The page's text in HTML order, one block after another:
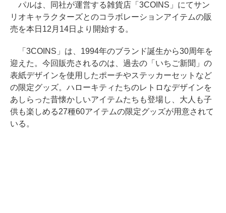
パルは、同社が運営する雑貨店「3COINS」にてサン
リオキャラクターズとのコラボレーションアイテムの販
売を本日12月14日より開始する。
「3COINS」は、1994年のブランド誕生から30周年を
迎えた。今回販売されるのは、過去の「いちご新聞」の
表紙デザインを使用したポーチやステッカーセットなど
の限定グッズ。ハローキティたちのレトロなデザインを
あしらった昔懐かしいアイテムたちも登場し、大人も子
供も楽しめる27種60アイテムの限定グッズが用意されて
いる。